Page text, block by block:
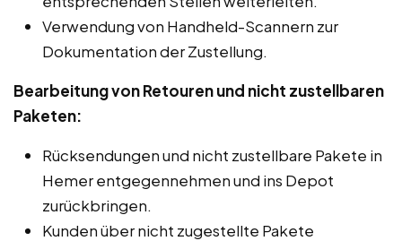
Verwendung von Handheld-Scannern zur
Dokumentation der Zustellung.
Bearbeitung von Retouren und nicht zustellbaren
Paketen:
Rücksendungen und nicht zustellbare Pakete in
Hemer entgegennehmen und ins Depot
zurückbringen.
Kunden über nicht zugestellte Pakete